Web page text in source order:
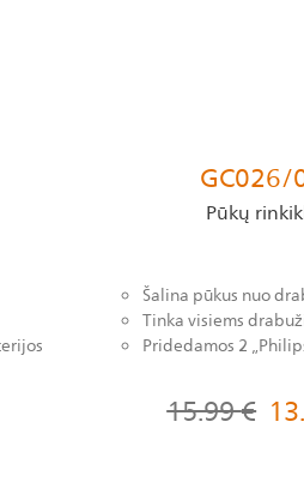
GC026/
Pūkų
Šalina pūkus nuo
Tinka visiems
Pridedamos 2
15.99€